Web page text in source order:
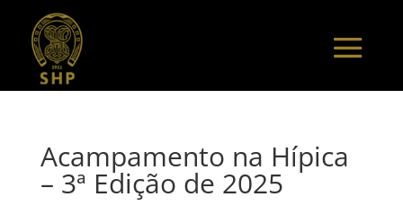
Acampamento na Hípica
– 3ª Edição de 2025